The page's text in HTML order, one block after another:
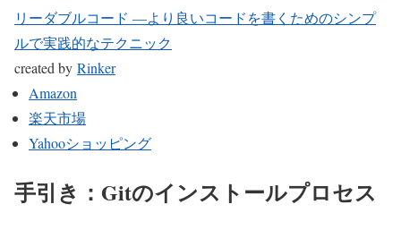
リーダブルコード ―より良いコードを書くためのシンプ
ルで実践的なテクニック
created by Rinker
Amazon
楽天市場
Yahooショッピング
手引き：Gitのインストールプロセス